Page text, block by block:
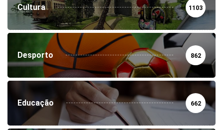
Cultura 1103
Desporto 862
Educação 662